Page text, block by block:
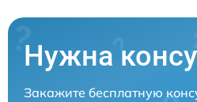
Нужна
Закажите бесплатную